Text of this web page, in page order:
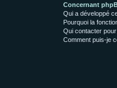
Concernant
Qui a développé
Pourquoi la
Qui contacter
Comment puis-je